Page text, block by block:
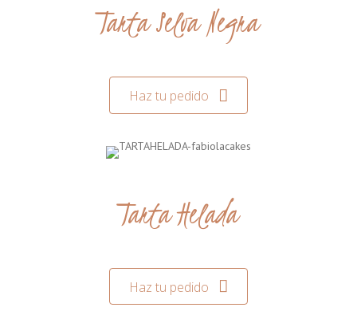
Tarta Selva Negra
Haz tu pedido
Tarta Helada
Haz tu pedido